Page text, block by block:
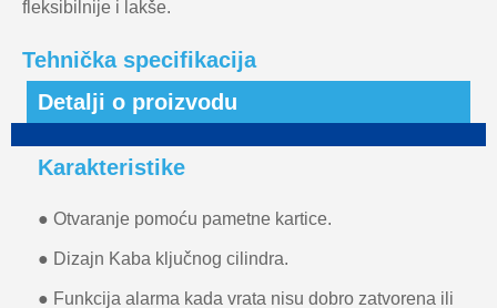
fleksibilnije i lakše.
Tehnička specifikacija
Detalji o proizvodu
Karakteristike
● Otvaranje pomoću pametne kartice.
● Dizajn Kaba ključnog cilindra.
● Funkcija alarma kada vrata nisu dobro zatvorena ili